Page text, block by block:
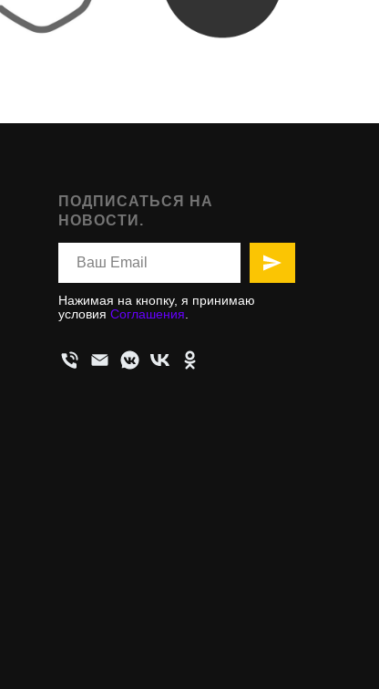
ПОДПИСАТЬСЯ НА
НОВОСТИ.
Нажимая на кнопку, я принимаю
условия Соглашения